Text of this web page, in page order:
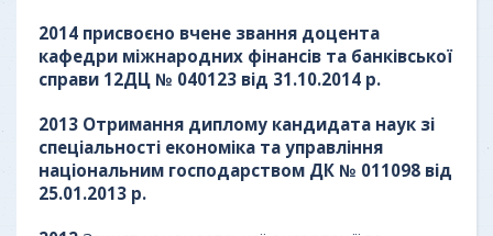
2014 присвоєно вчене звання доцента
кафедри міжнародних фінансів та банківської
справи 12ДЦ № 040123 від 31.10.2014 р.
2013 Отримання диплому кандидата наук зі
спеціальності економіка та управління
національним господарством ДК № 011098 від
25.01.2013 р.